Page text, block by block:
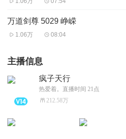
万道剑尊 5029 峥嵘
1.06万 08:04
主播信息
疯子天行
热爱着。直播时间 21点
212.58万